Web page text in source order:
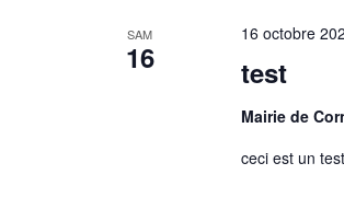
SAM
16 test
16 octobre
Mairie de
ceci est un